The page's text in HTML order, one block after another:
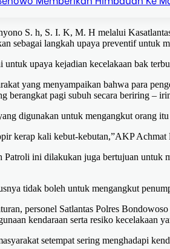
S. h, S. I. K, M. H melalui
sebagai langkah upaya preventif untuk
upaya kejadian kecelakaan bak
yang menyampaikan bahwa para
berangkat pagi subuh secara beriring –
digunakan untuk mengangkut orang
kerap kali kebut-kebutan,”AKP Achmat
ini dilakukan juga bertujuan untuk
tidak boleh untuk mengangkut
personel Satlantas Polres
kendaraan serta resiko kecelakaan
setempat sering menghadapi